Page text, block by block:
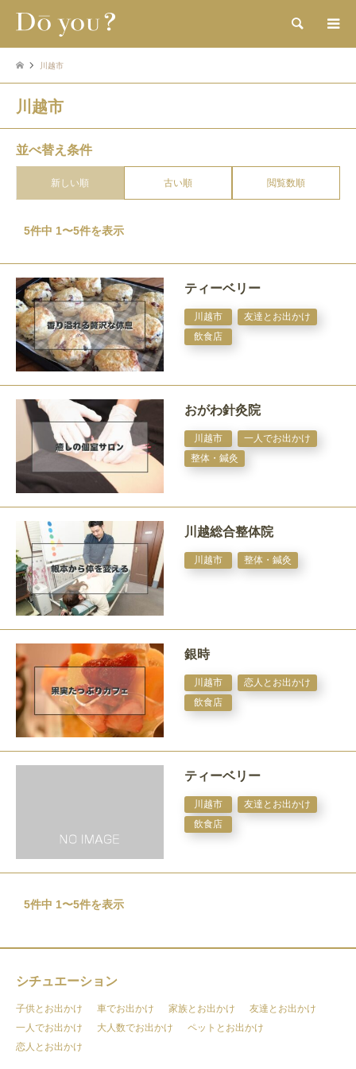
検索
川越市
川越市
並べ替え条件
新しい順 古い順 閲覧数順
5件中 1〜5件を表示
ティーベリー
川越市
友達とお出かけ
飲食店
おがわ針灸院
川越市
一人でお出かけ
整体・鍼灸
川越総合整体院
川越市 整体・鍼灸
銀時
川越市
恋人とお出かけ
飲食店
ティーベリー
川越市
友達とお出かけ
飲食店
5件中 1〜5件を表示
シチュエーション
子供とお出かけ 車でお出かけ 家族とお出かけ
友達とお出かけ
一人でお出かけ
大人数でお出かけ
ペットとお出かけ
恋人とお出かけ